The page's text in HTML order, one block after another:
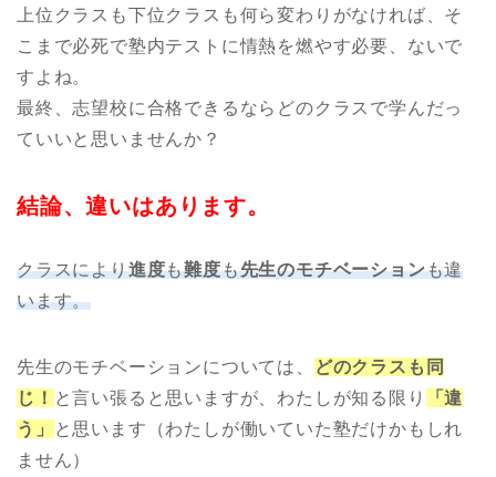
上位クラスも下位クラスも何ら変わりがなければ、そ
こまで必死で塾内テストに情熱を燃やす必要、ないで
すよね。
最終、志望校に合格できるならどのクラスで学んだっ
ていいと思いませんか？
結論、違いはあります。
クラスにより進度も難度も先生のモチベーションも違
います。
先生のモチベーションについては、
どのクラスも同
じ！ と言い張ると思いますが、わたしが知る限り
「違
う」
と思います（わたしが働いていた塾だけかもしれ
ません）